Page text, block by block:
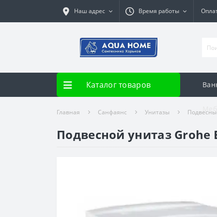
Наш адрес Время работы
Каталог товаров
Главная Санфаянс Унитазы
Подвесной унитаз Grohe